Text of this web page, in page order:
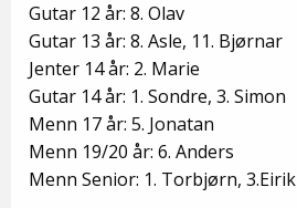
Gutar 12 år: 8. Olav
Gutar 13 år: 8. Asle, 11. Bjørnar
Jenter 14 år: 2. Marie
Gutar 14 år: 1. Sondre, 3. Simon
Menn 17 år: 5. Jonatan
Menn 19/20 år: 6. Anders
Menn Senior: 1. Torbjørn, 3.Eirik